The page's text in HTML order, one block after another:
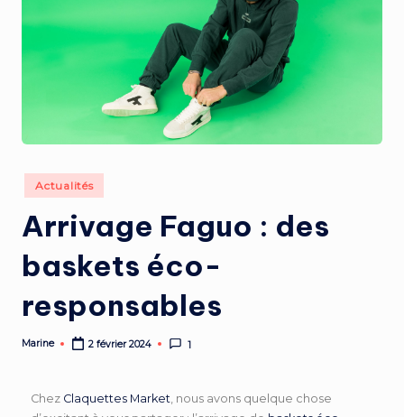
Actualités
Arrivage Faguo : des
baskets éco-
responsables
Marine 2 février 2024 1
Chez Claquettes Market , nous avons quelque chose